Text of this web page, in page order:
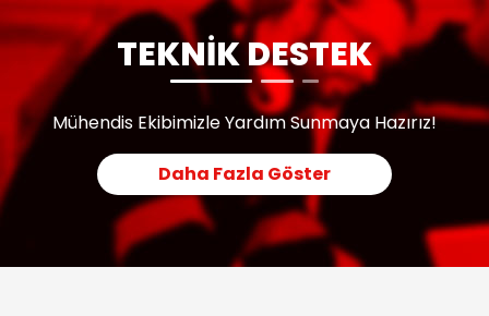
TEKNİK DESTEK
Mühendis Ekibimizle Yardım Sunmaya Hazırız!
Daha Fazla Göster